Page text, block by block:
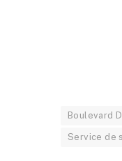
Boulevard
Service de